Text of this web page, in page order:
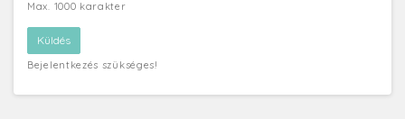
Max. 1000 karakter
Bejelentkezés szükséges!